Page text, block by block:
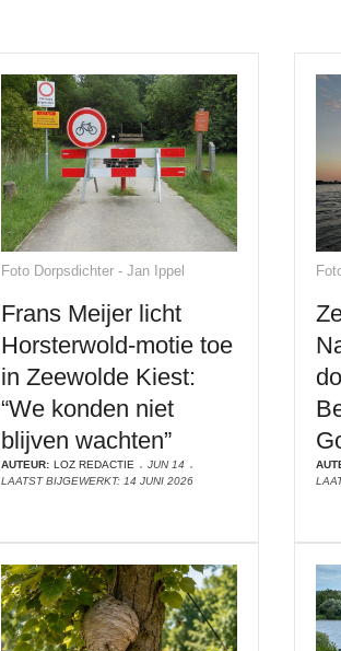
Foto Dorpsdichter - Jan Ippel
Frans Meijer licht
Horsterwold-motie toe
in Zeewolde Kiest:
“We konden niet
blijven wachten”
AUTEUR: LOZ REDACTIE
JUN 14
LAATST BIJGEWERKT: 14 JUNI 2026